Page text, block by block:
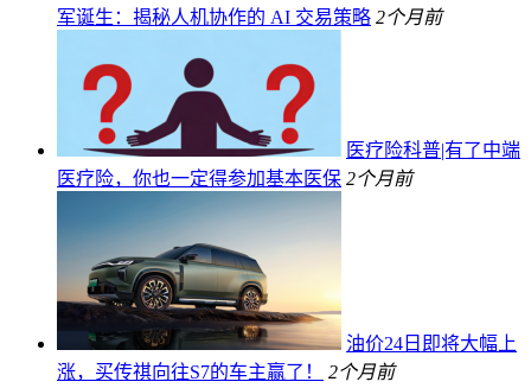
军诞生：揭秘人机协作的 AI 交易策略 2个月前
医疗险科普|有了中端
医疗险，你也一定得参加基本医保 2个月前
油价24日即将大幅上
涨，买传祺向往S7的车主赢了！
2个月前